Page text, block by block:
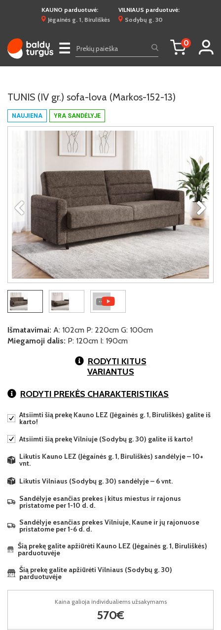
KAUNO parduotuvė:
Jėgainės g. 1, Biruliškės
VILNIAUS parduotuvė:
Sodybų g. 30
☰ 0
NAUJIENA YRA SANDĖLYJE
TUNIS (IV gr.) sofa-lova (Markos-152-13)
Išmatavimai: A: 102cm P: 220cm G: 100cm
Miegamoji dalis: P: 120cm I: 190cm
RODYTI KITUS
VARIANTUS
RODYTI PREKĖS CHARAKTERISTIKAS
Atsiimti šią prekę Kauno LEZ (Jėgainės g. 1, Biruliškės) galite iš
karto!
Atsiimti šią prekę Vilniuje (Sodybų g. 30) galite iš karto!
Likutis Kauno LEZ (Jėgainės g. 1, Biruliškės) sandėlyje – 10+
vnt.
Likutis Vilniaus (Sodybų g. 30) sandėlyje – 6 vnt.
Sandėlyje esančias prekes į kitus miestus ir rajonus
pristatome per 1-10 d. d.
Sandėlyje esančias prekes Vilniuje, Kaune ir jų rajonuose
pristatome per 1-6 d. d.
Šią prekę galite apžiūrėti Kauno LEZ (Jėgainės g. 1, Biruliškės)
parduotuvėje
Šią prekę galite apžiūrėti Vilniaus (Sodybų g. 30)
parduotuvėje
Kaina galioja individualiems užsakymams
570€